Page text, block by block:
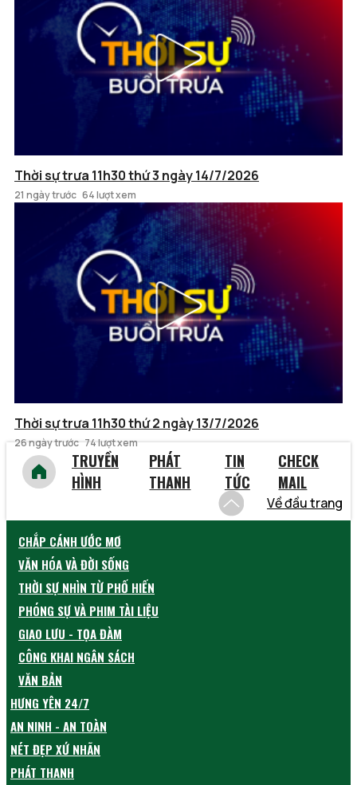
Thời sự trưa 11h30 thứ 3 ngày 14/7/2026
21 ngày trước 64 lượt xem
Thời sự trưa 11h30 thứ 2 ngày 13/7/2026
26 ngày trước 74 lượt xem
TRUYỀN
HÌNH
PHÁT
THANH
TIN
TỨC
CHECK
MAIL
Về đầu trang
CHẮP CÁNH ƯỚC MƠ
VĂN HÓA VÀ ĐỜI SỐNG
THỜI SỰ NHÌN TỪ PHỐ HIẾN
PHÓNG SỰ VÀ PHIM TÀI LIỆU
GIAO LƯU - TỌA ĐÀM
CÔNG KHAI NGÂN SÁCH
VĂN BẢN
HƯNG YÊN 24/7
AN NINH - AN TOÀN
NÉT ĐẸP XỨ NHÃN
PHÁT THANH